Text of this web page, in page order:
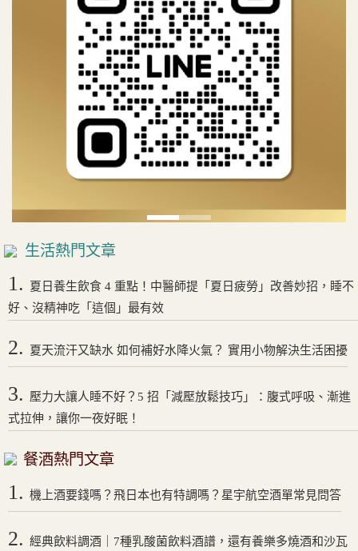
生活熱門文章
1.
夏日養生飲食 4 重點！中醫師提「夏日疲勞」改善妙招，睡不
好、沒精神吃「這個」最有效
2. 夏天流汗又缺水 如何補好水降火氣？ 實用小物解決生活困擾
3.
壓力大讓人睡不好？5 招「減壓放鬆技巧」：腹式呼吸、漸進
式拉伸，讓你一夜好眠！
餐酒熱門文章
1. 機上酒要錢嗎？飛日本也有特調嗎？星宇航空酒單常見問答
2. 經典飲料調酒｜7種乳酸菌飲料酒譜，還有養樂多燒酒和沙瓦